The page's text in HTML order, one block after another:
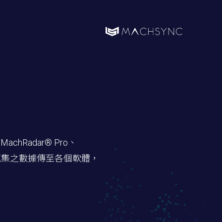
Pro、
之數據傳至各個軟體，